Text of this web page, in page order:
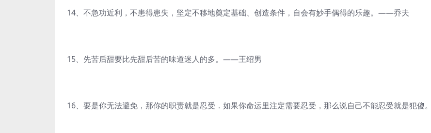
14、不急功近利，不患得患失，坚定不移地奠定基础、创造条件，自会有妙手偶得的乐趣。——乔夫
15、先苦后甜要比先甜后苦的味道迷人的多。——王绍男
16、要是你无法避免，那你的职责就是忍受．如果你命运里注定需要忍受，那么说自己不能忍受就是犯傻。